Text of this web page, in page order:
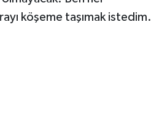
köşeme taşımak istedim.